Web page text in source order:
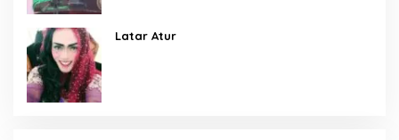
Latar Atur